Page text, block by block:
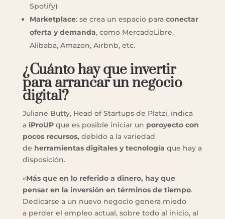
Spotify)
Marketplace: se crea un espacio para conectar
oferta y demanda, como MercadoLibre,
Alibaba, Amazon, Airbnb, etc.
¿Cuánto hay que invertir
para arrancar un negocio
digital?
Juliane Butty, Head of Startups de Platzi, indica
a iProUP que es posible iniciar un poroyecto con
pocos recursos, debido a la variedad
de herramientas digitales y tecnología que hay a
disposición.
«Más que en lo referido a dinero, hay que
pensar en la inversión en términos de tiempo.
Dedicarse a un nuevo negocio genera miedo
a perder el empleo actual, sobre todo al inicio, al